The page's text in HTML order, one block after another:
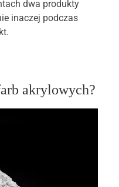
dwa produkty
inaczej podczas
akrylowych?